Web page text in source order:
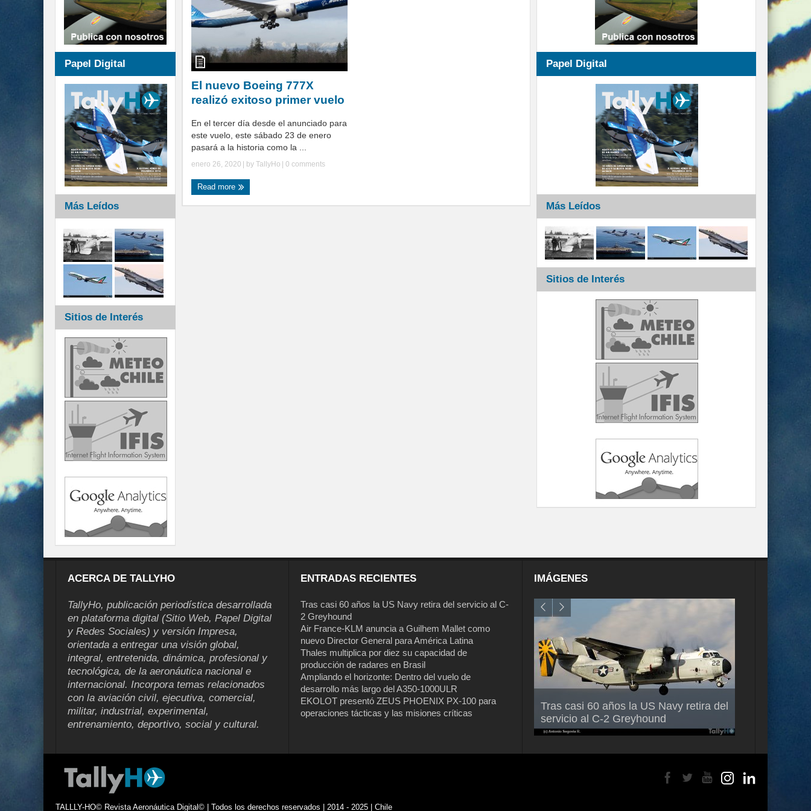
El nuevo Boeing 777X
realizó exitoso primer vuelo
En el tercer día desde el anunciado para
este vuelo, este sábado 23 de enero
pasará a la historia como la ...
enero 26, 2020 | by TallyHo 0 comments
Read more
Papel Digital
Más Leídos
Sitios de Interés
Papel Digital
Más Leídos
Sitios de Interés
ACERCA DE TALLYHO
TallyHo, publicación periodística desarrollada
en plataforma digital (Sitio Web, Papel Digital
y Redes Sociales) y versión Impresa,
orientada a entregar una visión global,
integral, entretenida, dinámica, profesional y
tecnológica, de la aeronáutica nacional e
internacional. Incorpora temas relacionados
con la aviación civil, ejecutiva, comercial,
militar, industrial, experimental,
entrenamiento, deportivo, social y cultural.
ENTRADAS RECIENTES
Tras casi 60 años la US Navy retira del servicio al C-
2 Greyhound
Air France-KLM anuncia a Guilhem Mallet como
nuevo Director General para América Latina
Thales multiplica por diez su capacidad de
producción de radares en Brasil
Ampliando el horizonte: Dentro del vuelo de
desarrollo más largo del A350-1000ULR
EKOLOT presentó ZEUS PHOENIX PX-100 para
operaciones tácticas y las misiones críticas
IMÁGENES
Tras casi 60 años la US Navy retira del
servicio al C-2 Greyhound
Air France-KLM anuncia a Guilhem
Mallet como nuevo Director General
para América Latina
TALLLY-HO© Revista Aeronáutica Digital© | Todos los derechos reservados | 2014 - 2025 | Chile